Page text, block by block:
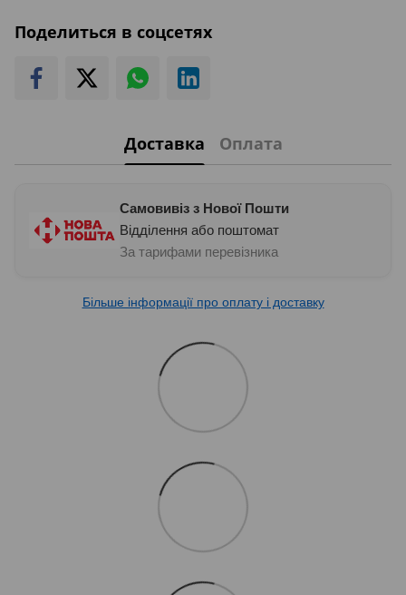
Поделиться в соцсетях
Доставка Оплата
Самовивіз з Нової Пошти
Відділення або поштомат
За тарифами перевізника
Більше інформації про оплату і доставку